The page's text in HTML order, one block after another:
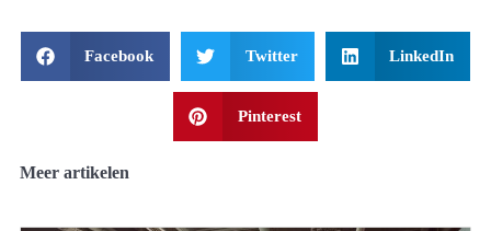
Facebook Twitter LinkedIn
Pinterest
Meer artikelen